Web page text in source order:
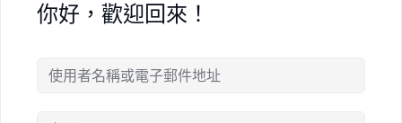
你好，歡迎回來！